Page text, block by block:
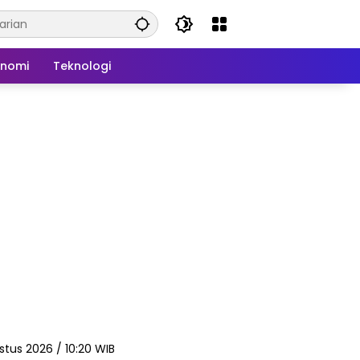
Teknologi
2026 / 10:20 WIB